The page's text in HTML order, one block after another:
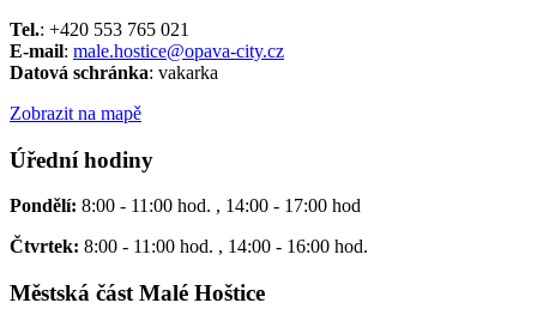
Tel.: +420 553 765 021
E-mail: male.hostice@opava-city.cz
Datová schránka: vakarka
Zobrazit na mapě
Úřední hodiny
Pondělí: 8:00 - 11:00 hod. , 14:00 - 17:00 hod
Čtvrtek: 8:00 - 11:00 hod. , 14:00 - 16:00 hod.
Městská část Malé Hoštice